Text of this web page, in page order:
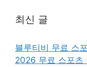
최신 글
블루티비 무료 스
2026 무료 스포츠